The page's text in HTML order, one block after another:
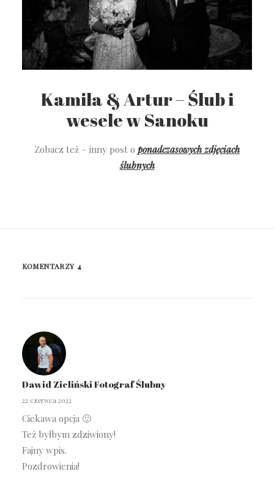
Kamila & Artur – Ślub i
wesele w Sanoku
Zobacz też – inny post o ponadczasowych zdjęciach
ślubnych
KOMENTARZY 4
Dawid Zieliński Fotograf Ślubny
22 czerwca 2022
Ciekawa opcja 🙂
Też byłbym zdziwiony!
Fajny wpis.
Pozdrowienia!